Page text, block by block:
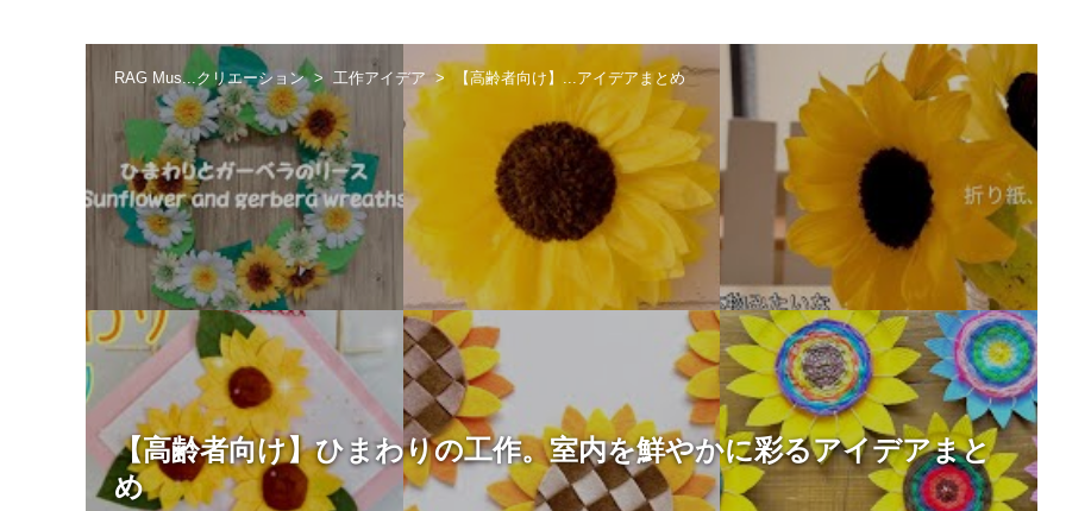
RAG Mus...クリエーション 工作アイデア 【高齢者向け】...アイデアまとめ
【高齢者向け】ひまわりの工作。室内を鮮やかに彩るアイデアまと
め